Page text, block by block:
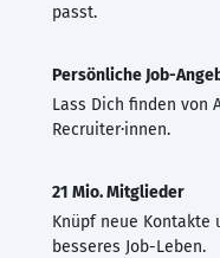
passt.
Persönliche Job-
Lass Dich finden von
Recruiter·innen.
21 Mio. Mitglieder
Knüpf neue
besseres Job-Leben.